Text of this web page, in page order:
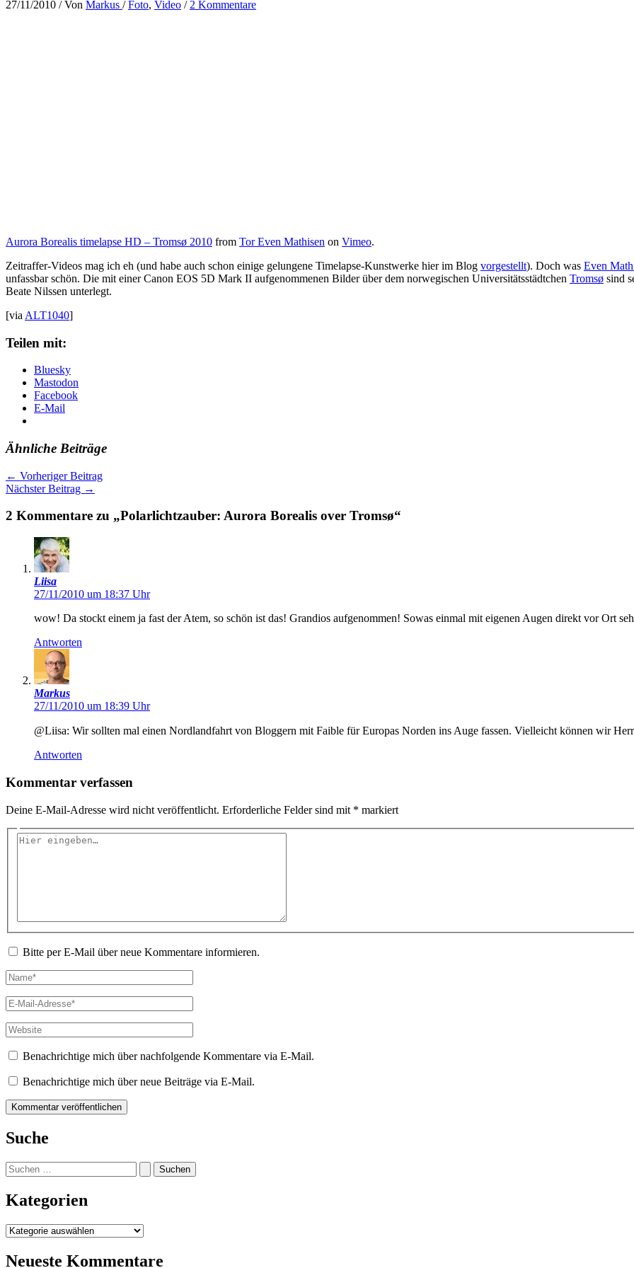
27/11/2010 / Von Markus /Foto, Video / 2 Kommentare
Aurora Borealis timelapse HD – Tromsø 2010 from Tor Even Mathisen on Vimeo.
Zeitraffer-Videos mag ich eh (und habe auch schon einige gelungene Timelapse-Kunstwerke hier im Blog vorgestellt). Doch was Even
unfassbar schön. Die mit einer Canon EOS 5D Mark II aufgenommenen Bilder über dem norwegischen Universitätsstädtchen Tromsø sind
Beate Nilssen unterlegt.
[via ALT1040]
Teilen mit:
Bluesky
Mastodon
Facebook
E-Mail
Ähnliche Beiträge
← Vorheriger Beitrag
Nächster Beitrag →
2 Kommentare zu „Polarlichtzauber: Aurora Borealis over Tromsø“
Liisa
27/11/2010 um 18:37 Uhr
wow! Da stockt einem ja fast der Atem, so schön ist das! Grandios aufgenommen! Sowas einmal mit eigenen Augen direkt vor Ort
Antworten
Markus
27/11/2010 um 18:39 Uhr
@Liisa: Wir sollten mal einen Nordlandfahrt von Bloggern mit Faible für Europas Norden ins Auge fassen. Vielleicht können wir
Antworten
Kommentar verfassen
Deine E-Mail-Adresse wird nicht veröffentlicht. Erforderliche Felder sind mit * markiert
Hier
Bitte per E-Mail über neue Kommentare informieren.
Name*
E-
Mail-
Adresse*
Website
Benachrichtige mich über nachfolgende Kommentare via E-Mail.
Benachrichtige mich über neue Beiträge via E-Mail.
Suche
Suchen
nach:
Kategorien
Kategorien
Neueste Kommentare